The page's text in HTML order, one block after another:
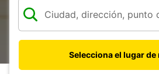
Selecciona el lugar de